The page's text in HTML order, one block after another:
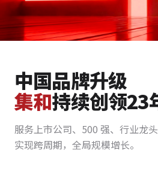
中国品牌升级
集和持续创领23
服务上市公司、500 强、行业龙
实现跨周期，全局规模增长。